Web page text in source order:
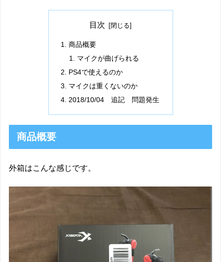
目次
商品概要
マイクが曲げられる
PS4で使えるのか
マイクは重くないのか
2018/10/04 追記 問題発生
商品概要
外箱はこんな感じです。